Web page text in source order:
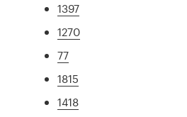
1397
1270
77
1815
1418